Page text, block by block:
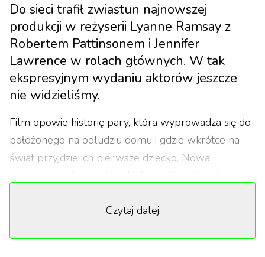
Do sieci trafił zwiastun najnowszej
produkcji w reżyserii Lyanne Ramsay z
Robertem Pattinsonem i Jennifer
Lawrence w rolach głównych. W tak
ekspresyjnym wydaniu aktorów jeszcze
nie widzieliśmy.
Film opowie historię pary, która wyprowadza się do
położonego na odludziu domu i gdzie wkrótce na
świat przyjdzie ich pierwsze dziecko. Nowa
rzeczywistość staje się jednak przytłaczająca i
Grace (Jennifer Lawrence), niemogąca znaleźć
Czytaj dalej